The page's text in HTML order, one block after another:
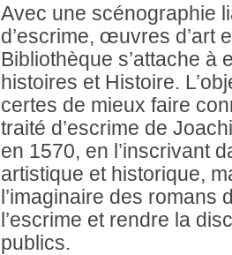
Avec une scénographie
d’escrime, œuvres d’art
Bibliothèque s’attache à
histoires et Histoire.
certes de mieux faire
traité d’escrime de
en 1570, en l’inscrivant
artistique et historique,
l’imaginaire des romans
l’escrime et rendre la
publics.